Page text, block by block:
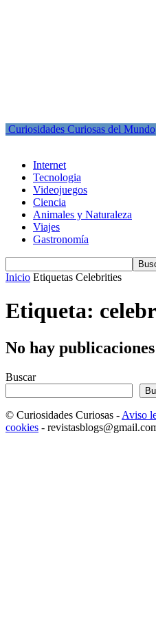
Curiosidades Curiosas del Mundo
Internet
Tecnologia
Videojuegos
Ciencia
Animales y Naturaleza
Viajes
Gastronomía
Inicio Etiquetas Celebrities
Etiqueta:
No hay
Buscar
© Curiosidades Curiosas - Aviso
cookies -